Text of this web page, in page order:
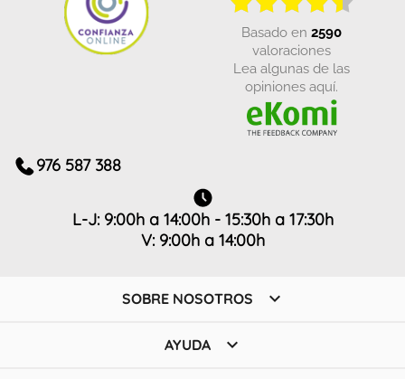
basado en 2590
valoraciones
Lea algunas de las
opiniones aquí.
976 587 388
L-J: 9:00h a 14:00h - 15:30h a 17:30h
V: 9:00h a 14:00h
SOBRE NOSOTROS 
AYUDA 